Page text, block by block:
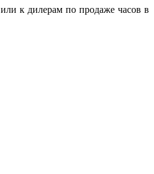
к дилерам по продаже часов в